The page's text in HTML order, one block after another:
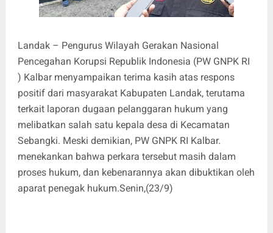
Landak – Pengurus Wilayah Gerakan Nasional
Pencegahan Korupsi Republik Indonesia (PW GNPK RI
) Kalbar menyampaikan terima kasih atas respons
positif dari masyarakat Kabupaten Landak, terutama
terkait laporan dugaan pelanggaran hukum yang
melibatkan salah satu kepala desa di Kecamatan
Sebangki. Meski demikian, PW GNPK RI Kalbar.
menekankan bahwa perkara tersebut masih dalam
proses hukum, dan kebenarannya akan dibuktikan oleh
aparat penegak hukum.Senin,(23/9)